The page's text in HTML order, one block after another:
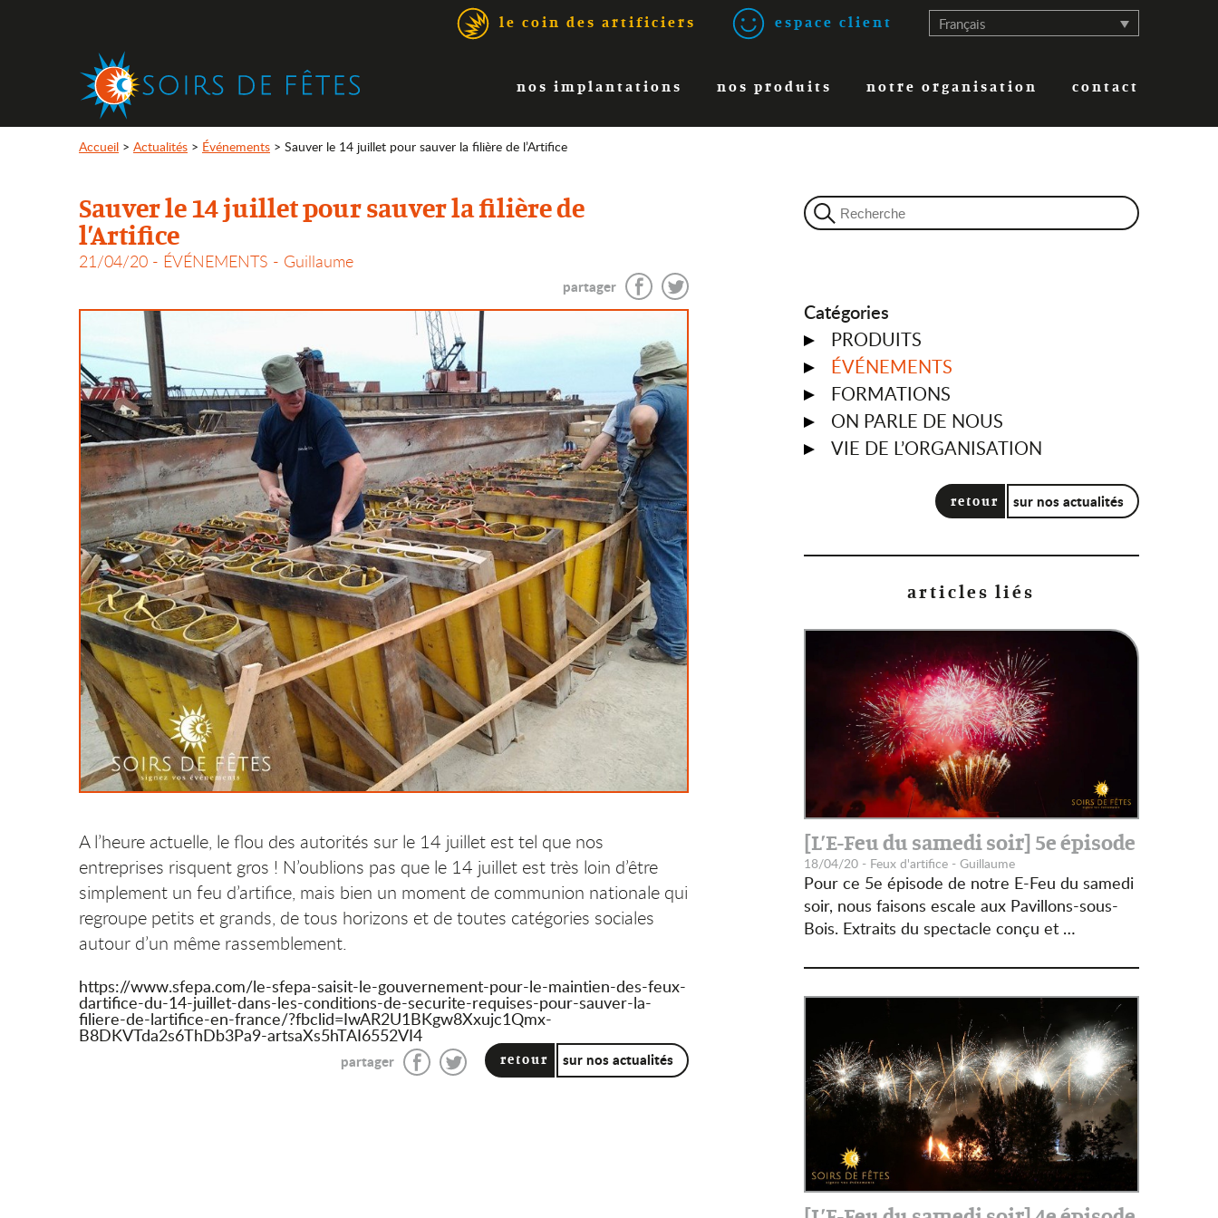
Français
espace client
le coin des artificiers
nos implantations nos produits notre organisation contact
Accueil > Actualités > Événements > Sauver le 14 juillet pour sauver la filière de l’Artifice
Sauver le 14 juillet pour sauver la filière de
l’Artifice
21/04/20 - ÉVÉNEMENTS - Guillaume
partager
A l’heure actuelle, le flou des autorités sur le 14 juillet est tel que nos
entreprises risquent gros ! N’oublions pas que le 14 juillet est très loin d’être
simplement un feu d’artifice, mais bien un moment de communion nationale qui
regroupe petits et grands, de tous horizons et de toutes catégories sociales
autour d’un même rassemblement.
https://www.sfepa.com/le-sfepa-saisit-le-gouvernement-pour-le-maintien-des-feux-
dartifice-du-14-juillet-dans-les-conditions-de-securite-requises-pour-sauver-la-
filiere-de-lartifice-en-france/?fbclid=IwAR2U1BKgw8Xxujc1Qmx-
B8DKVTda2s6ThDb3Pa9-artsaXs5hTAI6552VI4
retour sur nos actualités
partager
Catégories
PRODUITS
ÉVÉNEMENTS
FORMATIONS
ON PARLE DE NOUS
VIE DE L’ORGANISATION
retour sur nos actualités
articles liés
[L’E-Feu du samedi soir] 5e épisode
18/04/20 - Feux d'artifice - Guillaume
Pour ce 5e épisode de notre E-Feu du samedi
soir, nous faisons escale aux Pavillons-sous-
Bois. Extraits du spectacle conçu et …